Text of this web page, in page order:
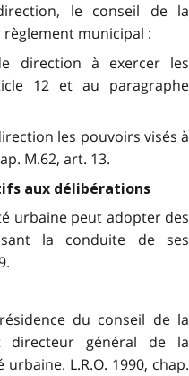
le conseil de la
municipal :
direction à exercer les
12 et au paragraphe
les pouvoirs visés à
M.62, art. 13.
aux délibérations
urbaine peut adopter des
la conduite de ses
du conseil de la
directeur général de la
L.R.O. 1990, chap.